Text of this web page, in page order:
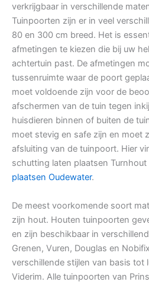
verkrijgbaar in verschillende
Tuinpoorten zijn er in veel
80 en 300 cm breed. Het is
afmetingen te kiezen die bij uw
achtertuin past. De afmetingen
tussenruimte waar de poort
moet voldoende zijn voor de
afschermen van de tuin tegen
huisdieren binnen of buiten de
moet stevig en safe zijn en moet
afsluiting van de tuinpoort. Hier
schutting laten plaatsen Turnhout
plaatsen Oudewater.
De meest voorkomende soort
zijn hout. Houten tuinpoorten
en zijn beschikbaar in
Grenen, Vuren, Douglas en
verschillende stijlen van basis tot
Viderim. Alle tuinpoorten van